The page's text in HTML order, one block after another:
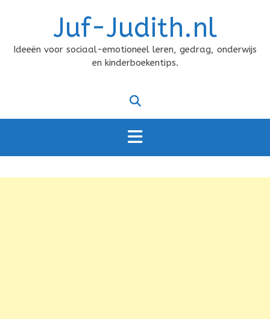
Juf-Judith.nl
Ideeën voor sociaal-emotioneel leren, gedrag, onderwijs
en kinderboekentips.